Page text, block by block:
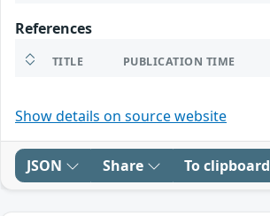
References
TITLE PUBLICATION TIME
Show details on source website
JSON Share To clipboard